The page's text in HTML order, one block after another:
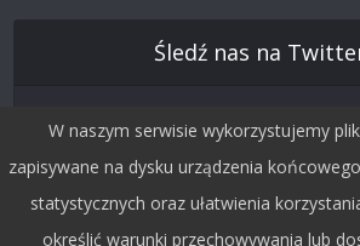
Śledź nas na
W naszym serwisie wykorzystujemy
zapisywane na dysku urządzenia
statystycznych oraz ułatwienia
określić warunki przechowywania lub